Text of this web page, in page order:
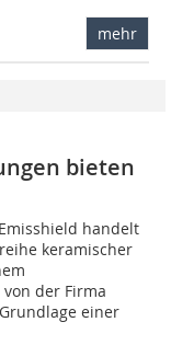
mehr
bieten
handelt
keramischer
der Firma
einer